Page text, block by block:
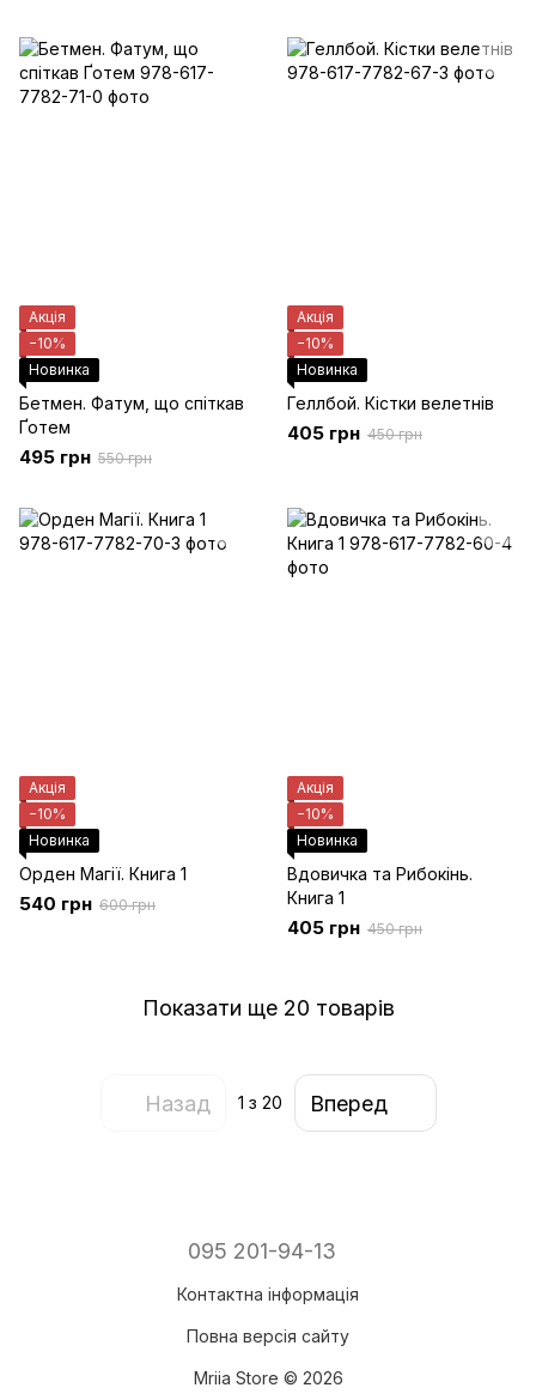
Акція
−10%
Новинка
Бетмен. Фатум, що спіткав
Ґотем
495 грн 550 грн
Акція
−10%
Новинка
Геллбой. Кістки велетнів
405 грн 450 грн
Акція
−10%
Новинка
Орден Магії. Книга 1
540 грн 600 грн
Акція
−10%
Новинка
Вдовичка та Рибокінь.
Книга 1
405 грн 450 грн
Показати ще 20 товарів
Назад 1 з 20 Вперед
095 201-94-13
Контактна інформація
Повна версія сайту
Mriia Store © 2026